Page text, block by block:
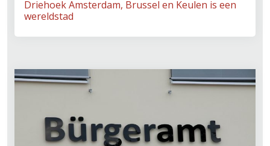
Driehoek Amsterdam, Brussel en Keulen is een
wereldstad